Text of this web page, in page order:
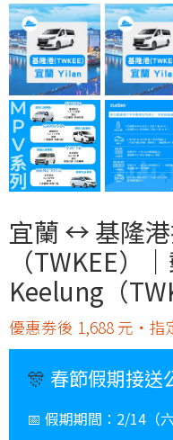
宜蘭 ↔︎ 基隆
（TWKEE）
Keelung（
優惠劵後 1,688 元・
🎊 春節假期接送
📅 假期期間： 2/14（